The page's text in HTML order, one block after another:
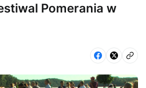
Pomerania w